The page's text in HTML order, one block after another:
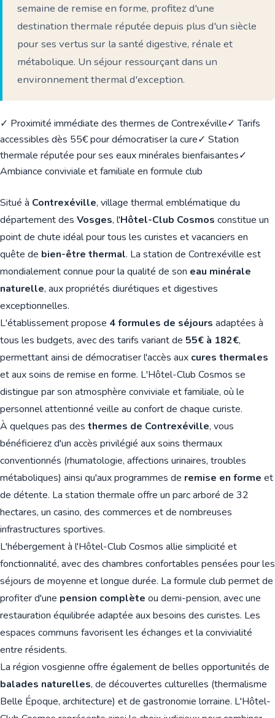
semaine de remise en forme, profitez d'une
destination thermale réputée depuis plus d'un siècle
pour ses vertus sur la santé digestive, rénale et
métabolique. Un séjour ressourçant dans un
environnement thermal d'exception.
✓ Proximité immédiate des thermes de Contrexéville✓ Tarifs
accessibles dès 55€ pour démocratiser la cure✓ Station
thermale réputée pour ses eaux minérales bienfaisantes✓
Ambiance conviviale et familiale en formule club
Situé à Contrexéville, village thermal emblématique du
département des Vosges, l'Hôtel-Club Cosmos constitue un
point de chute idéal pour tous les curistes et vacanciers en
quête de bien-être thermal. La station de Contrexéville est
mondialement connue pour la qualité de son eau minérale
naturelle, aux propriétés diurétiques et digestives
exceptionnelles.
L'établissement propose 4 formules de séjours adaptées à
tous les budgets, avec des tarifs variant de 55€ à 182€,
permettant ainsi de démocratiser l'accès aux cures thermales
et aux soins de remise en forme. L'Hôtel-Club Cosmos se
distingue par son atmosphère conviviale et familiale, où le
personnel attentionné veille au confort de chaque curiste.
À quelques pas des thermes de Contrexéville, vous
bénéficierez d'un accès privilégié aux soins thermaux
conventionnés (rhumatologie, affections urinaires, troubles
métaboliques) ainsi qu'aux programmes de remise en forme et
de détente. La station thermale offre un parc arboré de 32
hectares, un casino, des commerces et de nombreuses
infrastructures sportives.
L'hébergement à l'Hôtel-Club Cosmos allie simplicité et
fonctionnalité, avec des chambres confortables pensées pour les
séjours de moyenne et longue durée. La formule club permet de
profiter d'une pension complète ou demi-pension, avec une
restauration équilibrée adaptée aux besoins des curistes. Les
espaces communs favorisent les échanges et la convivialité
entre résidents.
La région vosgienne offre également de belles opportunités de
balades naturelles, de découvertes culturelles (thermalisme
Belle Époque, architecture) et de gastronomie lorraine. L'Hôtel-